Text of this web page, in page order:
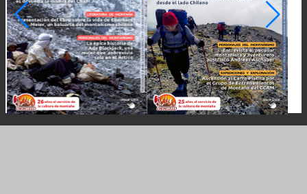
Villa de Chucuito, cerca de Puno, tiene un curioso
Inca a la fertilidad, con grandes falos de piedra.
Foto: www.viajeramente.blogspot.com.ar